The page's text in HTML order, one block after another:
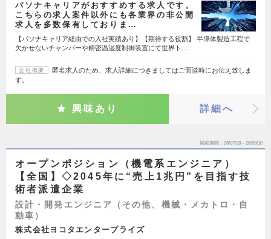
パソナキャリアがおすすめする求人です。
こちらの求人案件以外にも各業界の非公開
求人を多数保有しておりま…
【パソナキャリア経由での入社実績あり】【期待する役割】 半導体製造工程で
欠かせないチャンバーや精密温湿度制御装置にて世界ト…
会社概要
匿名求人のため、求人詳細につきましてはご面談時にお伝え致しま
す。
興味あり 詳細へ
掲載期間 26/07/28～26/08/10
オープンポジション（機電系エンジニア）
【全国】◇2045年に“売上1兆円”を目指す技
術者派遣企業
設計・開発エンジニア（その他、機械・メカトロ・自
動車）
株式会社ヨコタエンタープライズ